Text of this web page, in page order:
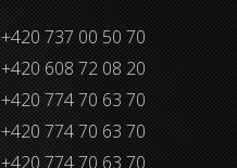
+420 737 00 50 70
+420 608 72 08 20
+420 774 70 63 70
+420 774 70 63 70
+420 774 70 63 70